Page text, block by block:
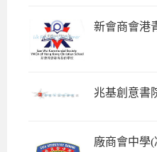
新會商會港
兆基創意書
廠商會中學